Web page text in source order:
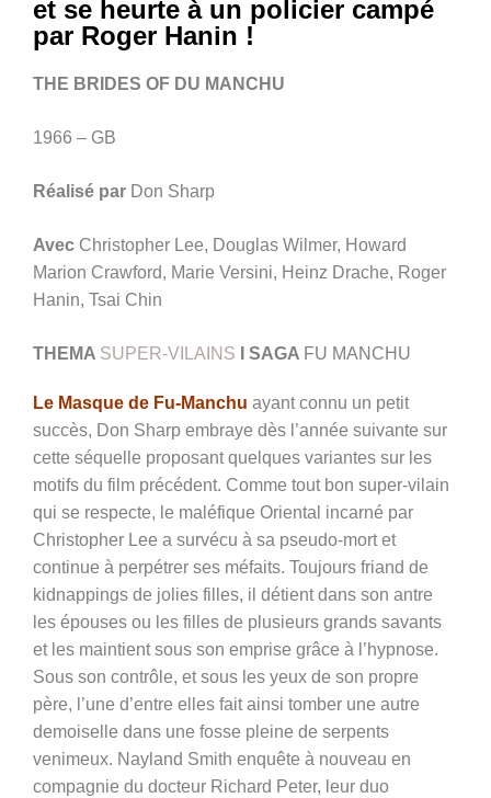
et se heurte à un policier campé
par Roger Hanin !
THE BRIDES OF DU MANCHU
1966 – GB
Réalisé par Don Sharp
Avec Christopher Lee, Douglas Wilmer, Howard
Marion Crawford, Marie Versini, Heinz Drache, Roger
Hanin, Tsai Chin
THEMA SUPER-VILAINS I SAGA FU MANCHU
Le Masque de Fu-Manchu ayant connu un petit
succès, Don Sharp embraye dès l’année suivante sur
cette séquelle proposant quelques variantes sur les
motifs du film précédent. Comme tout bon super-vilain
qui se respecte, le maléfique Oriental incarné par
Christopher Lee a survécu à sa pseudo-mort et
continue à perpétrer ses méfaits. Toujours friand de
kidnappings de jolies filles, il détient dans son antre
les épouses ou les filles de plusieurs grands savants
et les maintient sous son emprise grâce à l’hypnose.
Sous son contrôle, et sous les yeux de son propre
père, l’une d’entre elles fait ainsi tomber une autre
demoiselle dans une fosse pleine de serpents
venimeux. Nayland Smith enquête à nouveau en
compagnie du docteur Richard Peter, leur duo